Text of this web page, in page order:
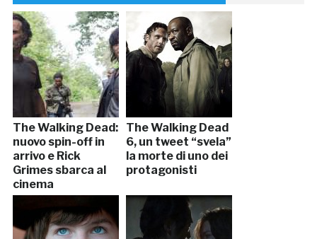
The Walking Dead:
nuovo spin-off in
arrivo e Rick
Grimes sbarca al
cinema
The Walking Dead
6, un tweet “svela”
la morte di uno dei
protagonisti